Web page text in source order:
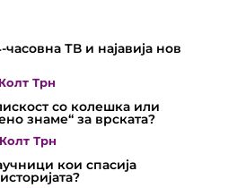
часовна ТВ и најавија нов
Трн
со колешка или
знаме“ за врската?
Трн
кои спасија